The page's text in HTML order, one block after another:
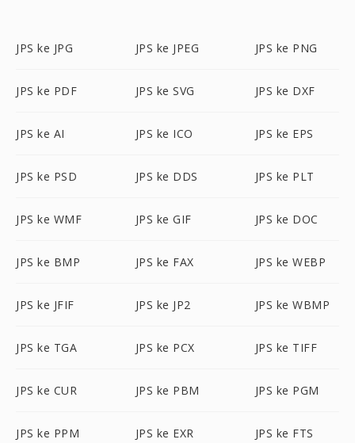
JPS ke JPG JPS ke JPEG JPS ke PNG
JPS ke PDF JPS ke SVG JPS ke DXF
JPS ke AI JPS ke ICO JPS ke EPS
JPS ke PSD JPS ke DDS JPS ke PLT
JPS ke WMF JPS ke GIF JPS ke DOC
JPS ke BMP JPS ke FAX JPS ke WEBP
JPS ke JFIF JPS ke JP2 JPS ke WBMP
JPS ke TGA JPS ke PCX JPS ke TIFF
JPS ke CUR JPS ke PBM JPS ke PGM
JPS ke PPM JPS ke EXR JPS ke FTS